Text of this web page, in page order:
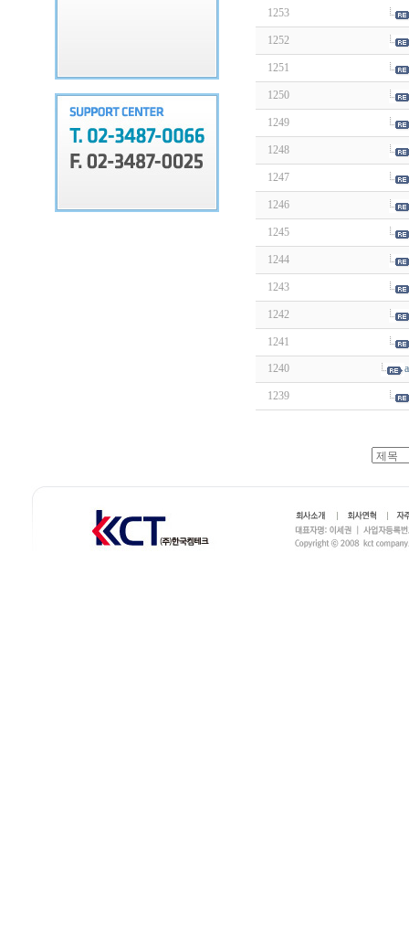
1253
1252
1251
1250
1249
1248
1247
1246
1245
1244
1243
1242
1241
1240
1239